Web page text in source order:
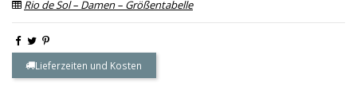
Rio de Sol – Damen – Größentabelle
Lieferzeiten und Kosten